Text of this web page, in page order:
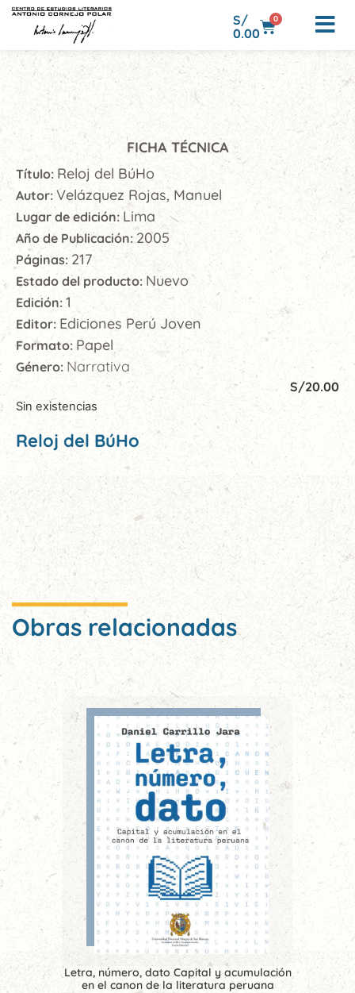
S/
0.00
0
FICHA TÉCNICA
Título: Reloj del BúHo
Autor: Velázquez Rojas, Manuel
Lugar de edición: Lima
Año de Publicación:2005
Páginas: 217
Estado del producto: Nuevo
Edición: 1
Editor: Ediciones Perú Joven
Formato: Papel
Género: Narrativa
S/20.00
Sin existencias
Reloj del BúHo
Obras relacionadas
Letra, número, dato Capital y acumulación
en el canon de la literatura peruana